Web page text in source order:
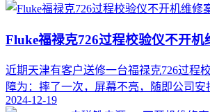
Fluke福禄克726过程校验仪不开机
近期天津有客户送修一台福禄克726过程
障为：摔了一次，屏幕不亮，随即公司安
2024-12-19